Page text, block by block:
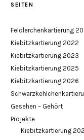
SEITEN
Feldlerchenkartierung
Kiebitzkartierung 2022
Kiebitzkartierung 2023
Kiebitzkartierung 2025
Kiebitzkartierung 2026
Gesehen – Gehört
Projekte
Kiebitzkartierung